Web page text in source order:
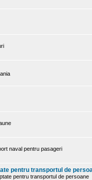
naval pentru pasageri
pentru transportul de
pentru transportul de persoane